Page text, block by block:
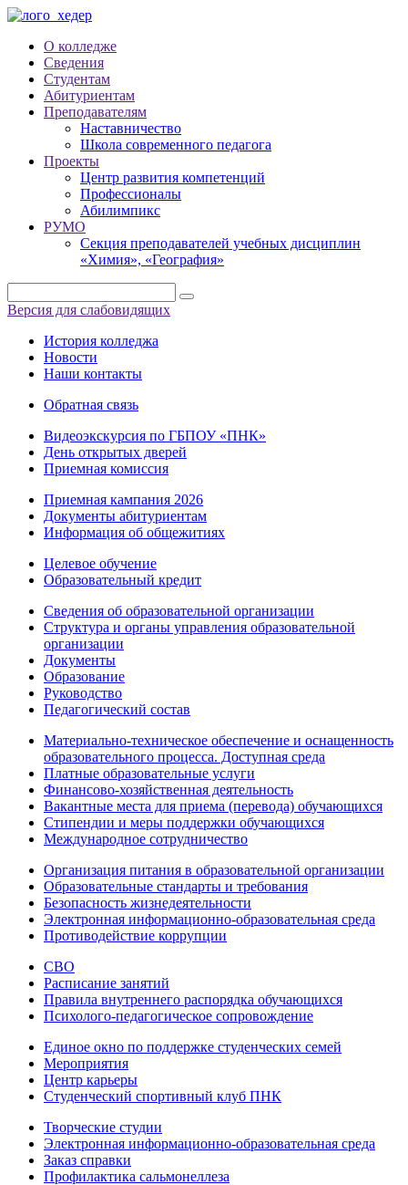
О колледже
Сведения
Студентам
Абитуриентам
Преподавателям
Наставничество
Школа современного педагога
Проекты
Центр развития компетенций
Профессионалы
Абилимпикс
РУМО
Секция преподавателей учебных дисциплин
«Химия», «География»
Версия для слабовидящих
История колледжа
Новости
Наши контакты
Обратная связь
Видеоэкскурсия по ГБПОУ «ПНК»
День открытых дверей
Приемная комиссия
Приемная кампания 2026
Дoкументы абитуриентам
Информация об общежитиях
Целевое обучение
Образовательный кредит
Сведения об образовательной организации
Структура и органы управления образовательной
организации
Документы
Образование
Руководство
Педагогический состав
Материально-техническое обеспечение и оснащенность
образовательного процесса. Доступная среда
Платные образовательные услуги
Финансово-хозяйственная деятельность
Вакантные места для приема (перевода) обучающихся
Стипендии и меры поддержки обучающихся
Международное сотрудничество
Организация питания в образовательной организации
Образовательные стандарты и требования
Безопасность жизнедеятельности
Электронная информационно-образовательная среда
Противодействие коррупции
СВО
Расписание занятий
Правила внутреннего распорядка обучающихся
Психолого-педагогическое сопровождение
Единое окно по поддержке студенческих семей
Мероприятия
Центр карьеры
Студенческий спортивный клуб ПНК
Творческие студии
Электронная информационно-образовательная среда
Заказ справки
Профилактика сальмонеллеза